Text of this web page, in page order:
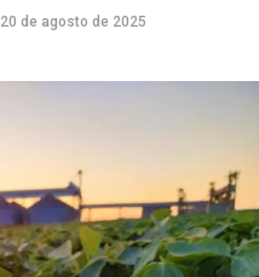
20 de agosto de 2025